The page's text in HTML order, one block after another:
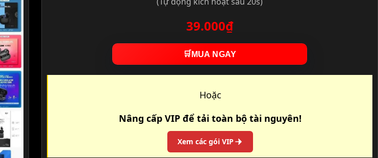
39.000₫
🛒 MUA NGAY
Hoặc
Nâng cấp VIP để tải toàn bộ tài nguyên!
Xem các gói VIP